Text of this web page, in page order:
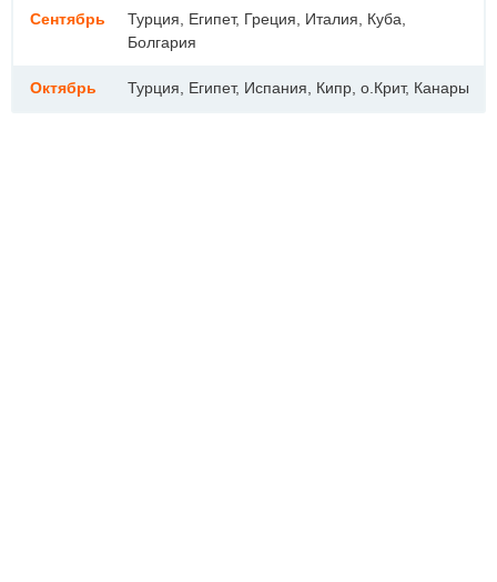
Сентябрь
Турция, Египет, Греция, Италия, Куба,
Болгария
Октябрь Турция, Египет, Испания, Кипр, о.Крит, Канары